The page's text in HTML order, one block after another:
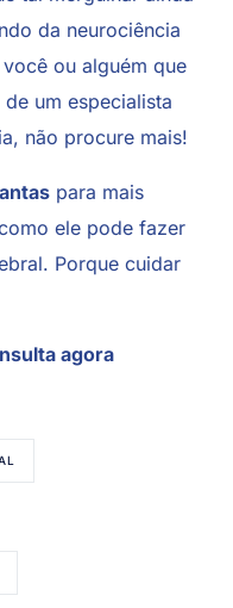
da neurociência
ou alguém que
um especialista
não procure mais!
para mais
ele pode fazer
Porque cuidar
agora